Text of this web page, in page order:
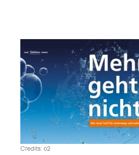
Credits: o2